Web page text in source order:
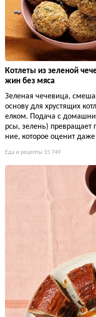
Котлеты из зеленой
жин без мяса
Зеленая чечевица,
основу для хрустящих
елком. Подача с
рсы, зелень) превращает
ние, которое оценит
Еда и рецепты 15 749